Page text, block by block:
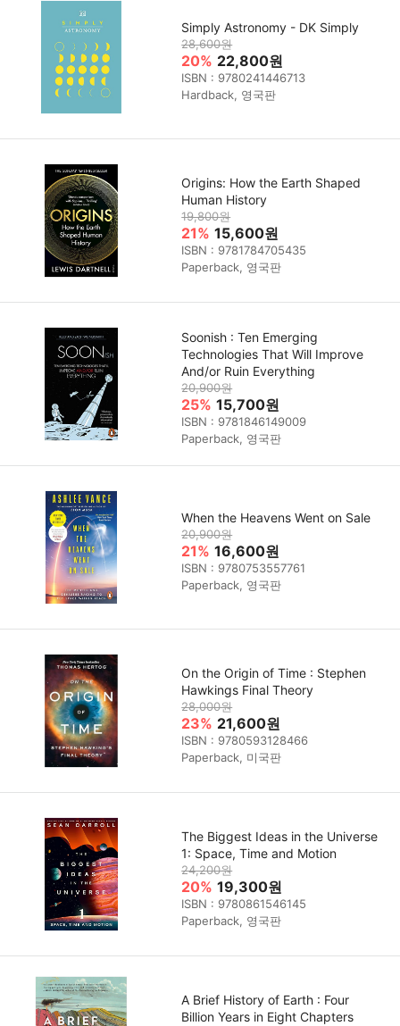
Simply Astronomy - DK Simply
28,600원
20% 22,800원
ISBN : 9780241446713
Hardback, 영국판
Origins: How the Earth Shaped
Human History
19,800원
21% 15,600원
ISBN : 9781784705435
Paperback, 영국판
Soonish : Ten Emerging
Technologies That Will Improve
And/or Ruin Everything
20,900원
25% 15,700원
ISBN : 9781846149009
Paperback, 영국판
When the Heavens Went on Sale
20,900원
21% 16,600원
ISBN : 9780753557761
Paperback, 영국판
On the Origin of Time : Stephen
Hawkings Final Theory
28,000원
23% 21,600원
ISBN : 9780593128466
Paperback, 미국판
The Biggest Ideas in the Universe
1: Space, Time and Motion
24,200원
20% 19,300원
ISBN : 9780861546145
Paperback, 영국판
A Brief History of Earth : Four
Billion Years in Eight Chapters